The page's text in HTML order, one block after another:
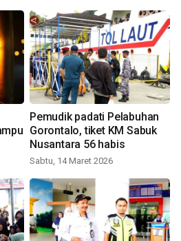
Pemudik padati Pelabuhan
Gorontalo, tiket KM Sabuk
Nusantara 56 habis
Sabtu, 14 Maret 2026